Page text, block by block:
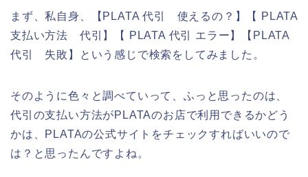
まず、私自身、【PLATA 代引 使えるの？】【 PLATA
支払い方法 代引】【 PLATA 代引 エラー】【PLATA
代引 失敗】という感じで検索をしてみました。
そのように色々と調べていって、ふっと思ったのは、
代引の支払い方法がPLATAのお店で利用できるかどう
かは、PLATAの公式サイトをチェックすればいいので
は？と思ったんですよね。